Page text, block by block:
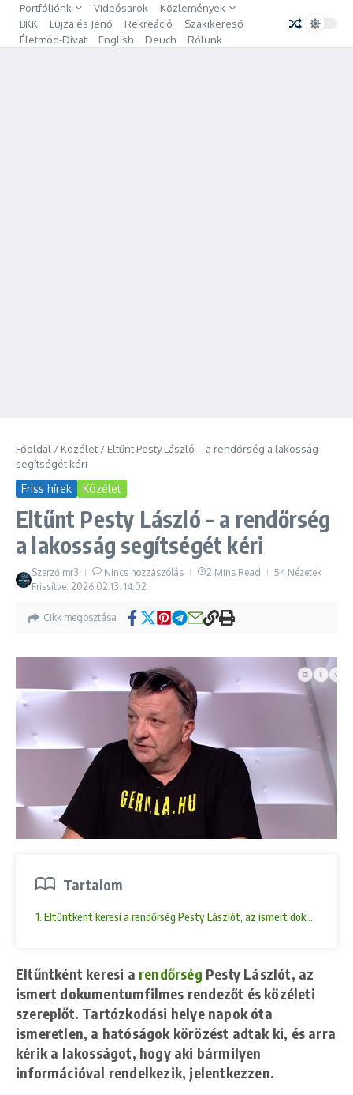
Ugrás a tartalomhoz
Portfóliónk Videósarok
Közlemények
BKK
Lujza és Jenő Rekreáció
Szakikereső
Életmód-Divat
English Deuch Rólunk
Főoldal / Közélet / Eltűnt Pesty László – a rendőrség a lakosság
segítségét kéri
Friss hírek Közélet
Eltűnt Pesty László – a rendőrség
a lakosság segítségét kéri
Szerző mr3 Nincs hozzászólás 2 Mins Read
54 Nézetek
Frissítve: 2026.02.13. 14:02
Cikk megosztása
Tartalom
1. Eltűntként keresi a rendőrség Pesty Lászlót, az ismert
Eltűntként keresi a rendőrség Pesty Lászlót, az
ismert dokumentumfilmes rendezőt és közéleti
szereplőt. Tartózkodási helye napok óta
ismeretlen, a hatóságok körözést adtak ki, és arra
kérik a lakosságot, hogy aki bármilyen
információval rendelkezik, jelentkezzen.